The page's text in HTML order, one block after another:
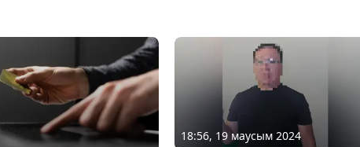
18:56, 19 маусым 2024